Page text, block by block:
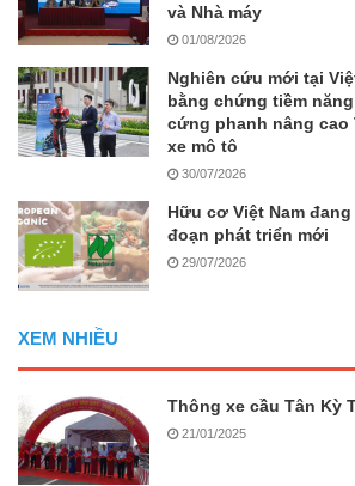
và Nhà máy
01/08/2026
Nghiên cứu mới tại
bằng chứng tiềm
cứng phanh nâng
xe mô tô
30/07/2026
Hữu cơ Việt Nam
đoạn phát triển mới
29/07/2026
XEM NHIỀU
Thông xe cầu Tân Kỳ
21/01/2025